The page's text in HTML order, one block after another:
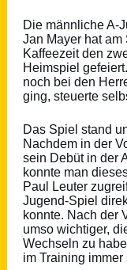
Die männliche A-
Jan Mayer hat am
Kaffeezeit den
Heimspiel
noch bei den
ging, steuerte
Das Spiel stand
Nachdem in der
sein Debüt in der
konnte man
Paul Leuter
Jugend-Spiel
konnte. Nach der
umso wichtiger,
Wechseln zu
im Training